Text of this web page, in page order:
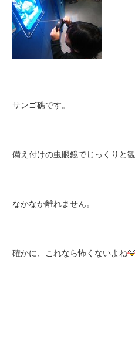
サンゴ礁です。
備え付けの虫眼鏡でじっくりと観
なかなか離れません。
確かに、これなら怖くないよね